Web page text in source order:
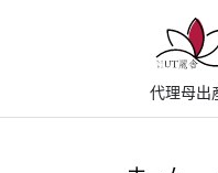
代理母出